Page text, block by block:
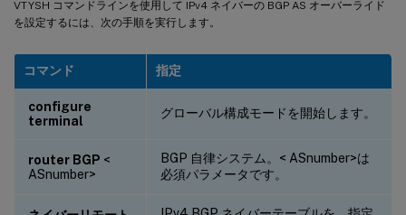
VTYSH コマンドラインを使用して IPv4 ネイバーの BGP AS オーバーライド
を設定するには、次の手順を実行します。
コマンド 指定
configure
terminal
グローバル構成モードを開始します。
router BGP <
ASnumber>
BGP 自律システム。< ASnumber>は
必須パラメータです。